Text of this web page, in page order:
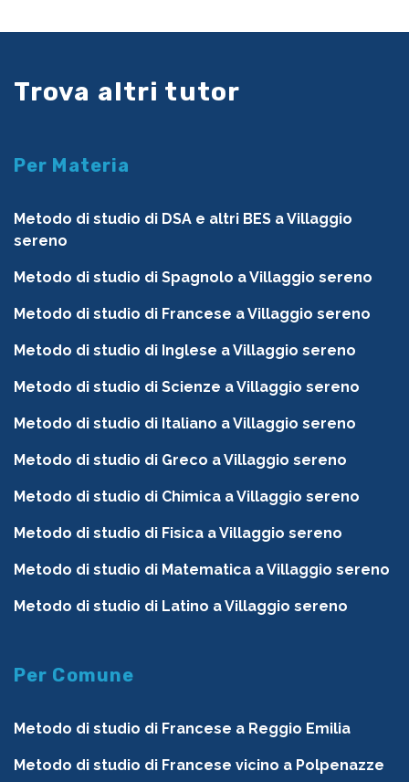
Trova altri tutor
Per Materia
Metodo di studio di DSA e altri BES a Villaggio
sereno
Metodo di studio di Spagnolo a Villaggio sereno
Metodo di studio di Francese a Villaggio sereno
Metodo di studio di Inglese a Villaggio sereno
Metodo di studio di Scienze a Villaggio sereno
Metodo di studio di Italiano a Villaggio sereno
Metodo di studio di Greco a Villaggio sereno
Metodo di studio di Chimica a Villaggio sereno
Metodo di studio di Fisica a Villaggio sereno
Metodo di studio di Matematica a Villaggio sereno
Metodo di studio di Latino a Villaggio sereno
Per Comune
Metodo di studio di Francese a Reggio Emilia
Metodo di studio di Francese vicino a Polpenazze